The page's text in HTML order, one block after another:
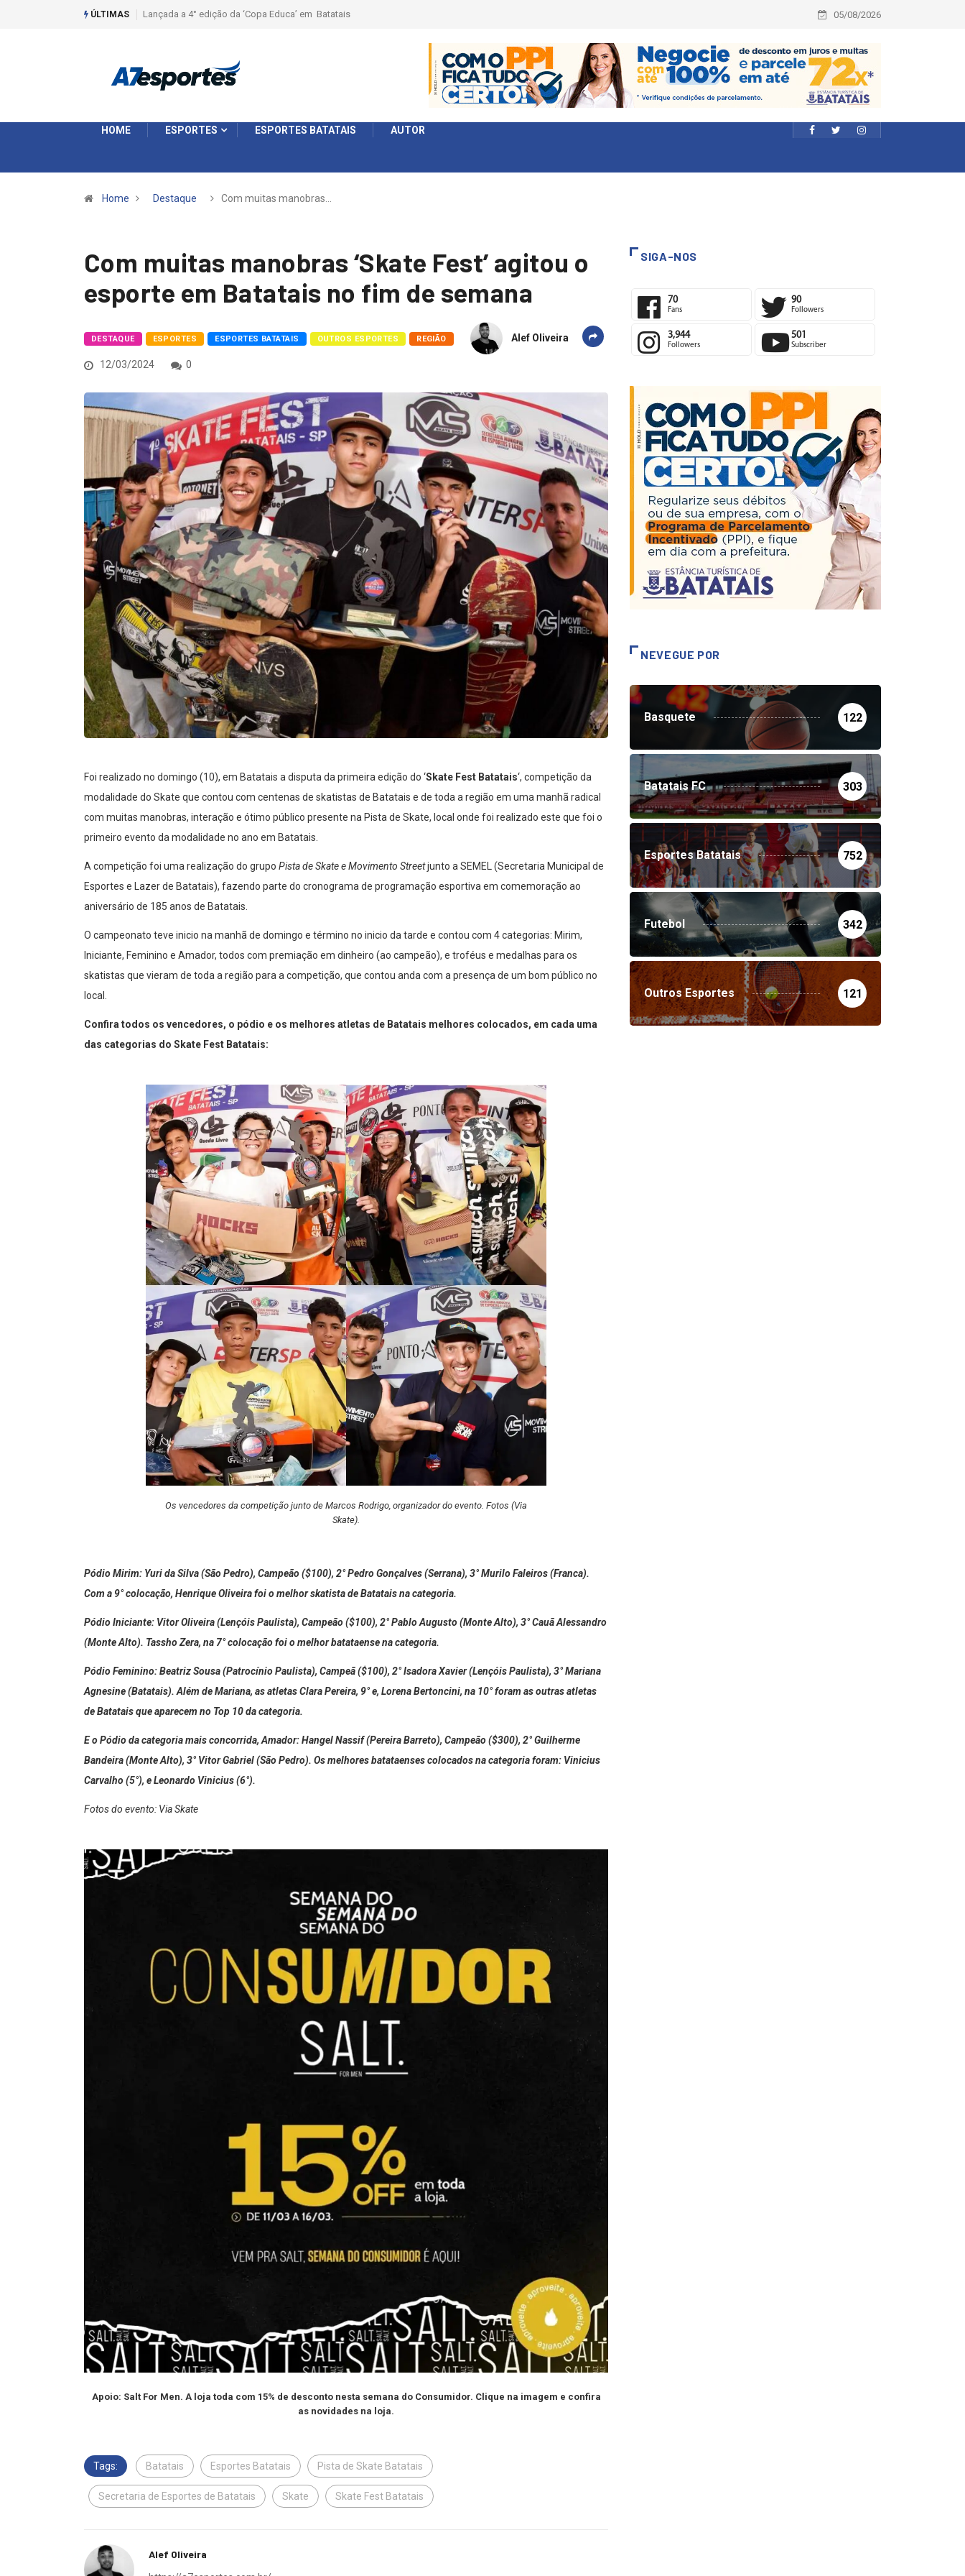
ÚLTIMAS Liga 2026: Equipes rompem com a LABE na Série Ouro e entidade define a 2° fase, times e formato 05/08/2026
HOME ESPORTES ESPORTES BATATAIS AUTOR
Home Destaque Com muitas manobras…
Com muitas manobras ‘Skate Fest’ agitou o
esporte em Batatais no fim de semana
DESTAQUE ESPORTES ESPORTES BATATAIS OUTROS ESPORTES REGIÃO Alef Oliveira
12/03/2024 0
Foi realizado no domingo (10), em Batatais a disputa da primeira edição do ‘Skate Fest Batatais‘, competição da
modalidade do Skate que contou com centenas de skatistas de Batatais e de toda a região em uma manhã radical
com muitas manobras, interação e ótimo público presente na Pista de Skate, local onde foi realizado este que foi o
primeiro evento da modalidade no ano em Batatais.
A competição foi uma realização do grupo Pista de Skate e Movimento Streetjunto a SEMEL (Secretaria Municipal de
Esportes e Lazer de Batatais), fazendo parte do cronograma de programação esportiva em comemoração ao
aniversário de 185 anos de Batatais.
O campeonato teve inicio na manhã de domingo e término no inicio da tarde e contou com 4 categorias: Mirim,
Iniciante, Feminino e Amador, todos com premiação em dinheiro (ao campeão), e troféus e medalhas para os
skatistas que vieram de toda a região para a competição, que contou anda com a presença de um bom público no
local.
Confira todos os vencedores, o pódio e os melhores atletas de Batatais melhores colocados, em cada uma
das categorias do Skate Fest Batatais:
Os vencedores da competição junto de Marcos Rodrigo, organizador do evento. Fotos (Via
Skate).
Pódio Mirim: Yuri da Silva (São Pedro), Campeão ($100), 2° Pedro Gonçalves (Serrana), 3° Murilo Faleiros (Franca).
Com a 9° colocação, Henrique Oliveira foi o melhor skatista de Batatais na categoria.
Pódio Iniciante: Vitor Oliveira (Lençóis Paulista), Campeão ($100), 2° Pablo Augusto (Monte Alto), 3° Cauã Alessandro
(Monte Alto). Tassho Zera, na 7° colocação foi o melhor batataense na categoria.
Pódio Feminino: Beatriz Sousa (Patrocínio Paulista), Campeã ($100), 2° Isadora Xavier (Lençóis Paulista), 3° Mariana
Agnesine (Batatais). Além de Mariana, as atletas Clara Pereira, 9° e, Lorena Bertoncini, na 10° foram as outras atletas
de Batatais que aparecem no Top 10 da categoria.
E o Pódio da categoria mais concorrida, Amador: Hangel Nassif (Pereira Barreto), Campeão ($300), 2° Guilherme
Bandeira (Monte Alto), 3° Vitor Gabriel (São Pedro). Os melhores batataenses colocados na categoria foram: Vinicius
Carvalho (5°), e Leonardo Vinicius (6°).
Fotos do evento: Via Skate
Apoio: Salt For Men. A loja toda com 15% de desconto nesta semana do Consumidor. Clique na imagem e confira
as novidades na loja.
Tags: Batatais Esportes Batatais Pista de Skate Batatais
Secretaria de Esportes de Batatais Skate Skate Fest Batatais
Alef Oliveira
SIGA-NOS
70
Fans
90
Followers
3,944
Followers
501
Subscriber
NEVEGUE POR
Basquete 122
Batatais FC 303
Esportes Batatais 752
Futebol 342
Outros Esportes 121